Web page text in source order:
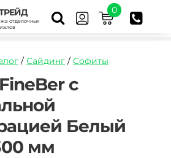
отделочных
0
/ Сайдинг / Софиты
images/id/normal/sofit-
с
Белый
мм